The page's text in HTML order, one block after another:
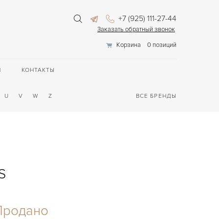
+7 (925) 111-27-44
Заказать обратный звонок
Корзина
0 позиций
КОНТАКТЫ
U V W Z ВСЕ БРЕНДЫ